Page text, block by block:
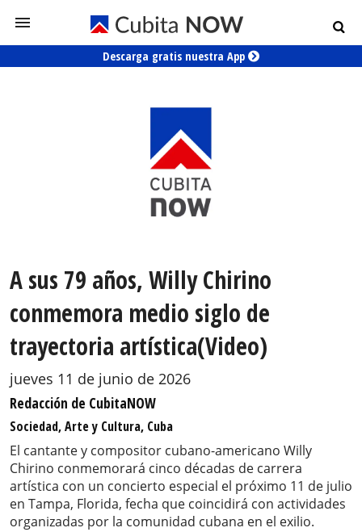
Descarga gratis nuestra App
A sus 79 años, Willy Chirino
conmemora medio siglo de
trayectoria artística(Video)
jueves 11 de junio de 2026
Redacción de CubitaNOW
Sociedad, Arte y Cultura, Cuba
El cantante y compositor cubano-americano Willy
Chirino conmemorará cinco décadas de carrera
artística con un concierto especial el próximo 11 de julio
en Tampa, Florida, fecha que coincidirá con actividades
organizadas por la comunidad cubana en el exilio.